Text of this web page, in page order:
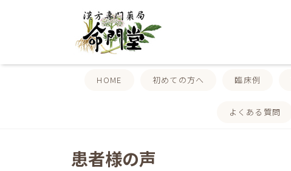
HOME 初めての方へ 臨床例
よくある質問
患者様の声